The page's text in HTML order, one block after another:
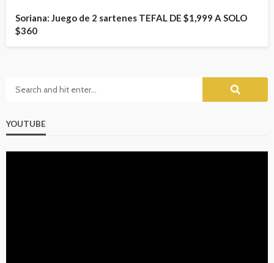
Soriana: Juego de 2 sartenes TEFAL DE $1,999 A SOLO
$360
YOUTUBE